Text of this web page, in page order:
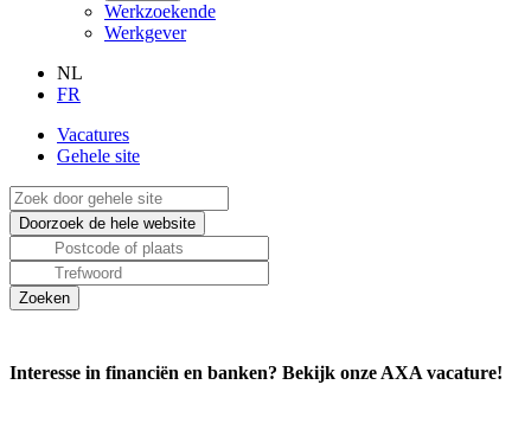
Werkzoekende
Werkgever
NL
FR
Vacatures
Gehele site
Interesse in financiën en banken? Bekijk onze AXA vacature!